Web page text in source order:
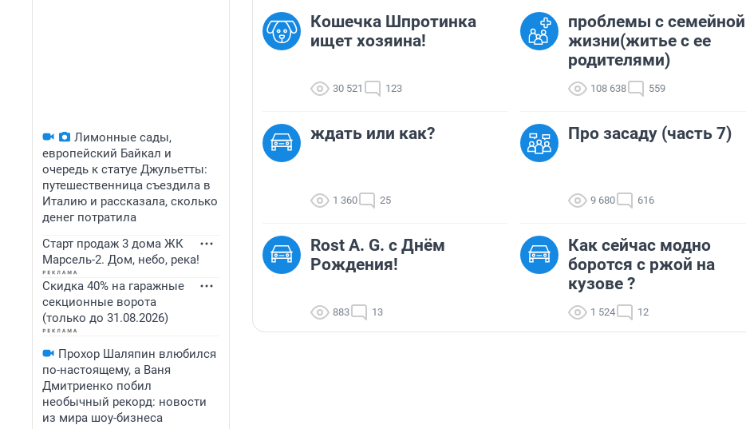
Лимонные сады,
европейский Байкал и
очередь к статуе Джульетты:
путешественница съездила в
Италию и рассказала, сколько
денег потратила
Старт продаж 3 дома ЖК
Марсель-2. Дом, небо, река!
Скидка 40% на гаражные
секционные ворота
(только до 31.08.2026)
Прохор Шаляпин влюбился
по-настоящему, а Ваня
Дмитриенко побил
необычный рекорд: новости
из мира шоу-бизнеса
Кошечка Шпротинка
ищет хозяина!
30 521 123
проблемы с семейной
жизни(житье с ее
родителями)
108 638 559
ждать или как?
1 360 25
Про засаду (часть 7)
9 680 616
Rost A. G. с Днём
Рождения!
883 13
Как сейчас модно
боротся с ржой на
кузове ?
1 524 12